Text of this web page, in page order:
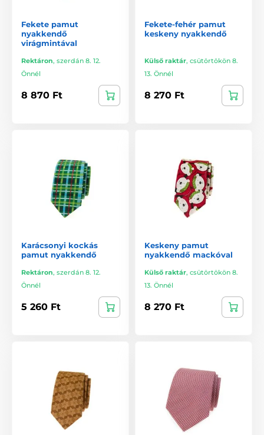
Fekete pamut
nyakkendő
virágmintával
Rektáron, szerdán 8. 12.
Önnél
8 870 Ft
Fekete-fehér pamut
keskeny nyakkendő
Külső raktár, csütörtökön 8.
13. Önnél
8 270 Ft
Karácsonyi kockás
pamut nyakkendő
Rektáron, szerdán 8. 12.
Önnél
5 260 Ft
Keskeny pamut
nyakkendő mackóval
Külső raktár, csütörtökön 8.
13. Önnél
8 270 Ft